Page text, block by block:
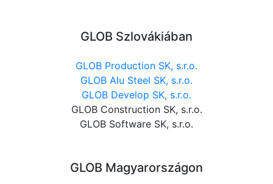
GLOB Szlovákiában
GLOB Production SK, s.r.o.
GLOB Alu Steel SK, s.r.o.
GLOB Develop SK, s.r.o.
GLOB Construction SK, s.r.o.
GLOB Software SK, s.r.o.
GLOB Magyarországon